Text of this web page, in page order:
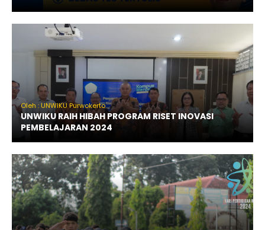
Oleh : UNWIKU Purwokerto
UNWIKU RAIH HIBAH PROGRAM RISET INOVASI
PEMBELAJARAN 2024